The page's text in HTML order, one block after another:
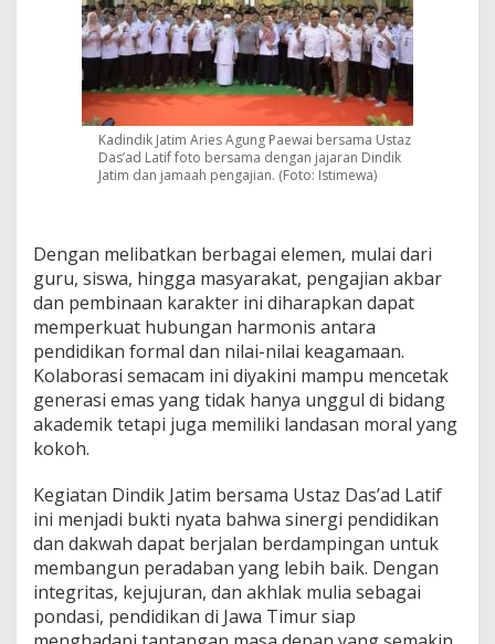
Kadindik Jatim Aries Agung Paewai bersama Ustaz
Das’ad Latif foto bersama dengan jajaran Dindik
Jatim dan jamaah pengajian. (Foto: Istimewa)
Dengan melibatkan berbagai elemen, mulai dari
guru, siswa, hingga masyarakat, pengajian akbar
dan pembinaan karakter ini diharapkan dapat
memperkuat hubungan harmonis antara
pendidikan formal dan nilai-nilai keagamaan.
Kolaborasi semacam ini diyakini mampu mencetak
generasi emas yang tidak hanya unggul di bidang
akademik tetapi juga memiliki landasan moral yang
kokoh.
Kegiatan Dindik Jatim bersama Ustaz Das’ad Latif
ini menjadi bukti nyata bahwa sinergi pendidikan
dan dakwah dapat berjalan berdampingan untuk
membangun peradaban yang lebih baik. Dengan
integritas, kejujuran, dan akhlak mulia sebagai
pondasi, pendidikan di Jawa Timur siap